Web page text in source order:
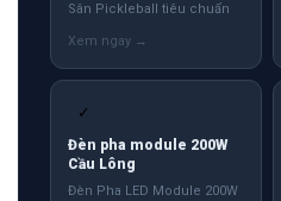
Sân Pickleball tiêu chuẩn
✓
Đèn pha module 200W
Cầu Lông
Đèn Pha LED Module 200W